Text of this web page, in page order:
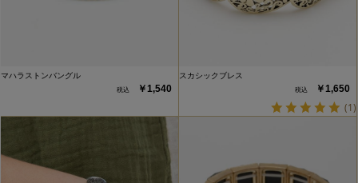
マハラストンバングル
￥1,540
スカシックブレス
￥1,650
(1)